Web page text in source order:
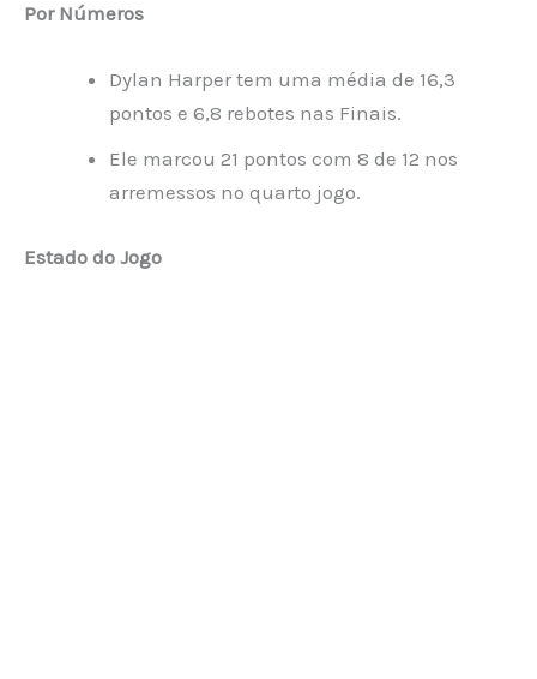
Por Números
Dylan Harper tem uma média de 16,3
pontos e 6,8 rebotes nas Finais.
Ele marcou 21 pontos com 8 de 12 nos
arremessos no quarto jogo.
Estado do Jogo